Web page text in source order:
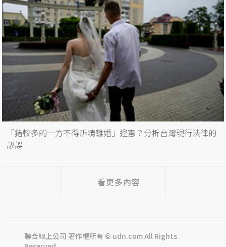
「錯較多的一方不得訴請離婚」違憲？分析台灣現行法律的
謬誤
看更多內容
聯合線上公司 著作權所有 © udn.com All Rights